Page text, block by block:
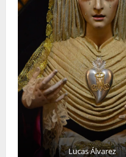
Lucas Álvarez